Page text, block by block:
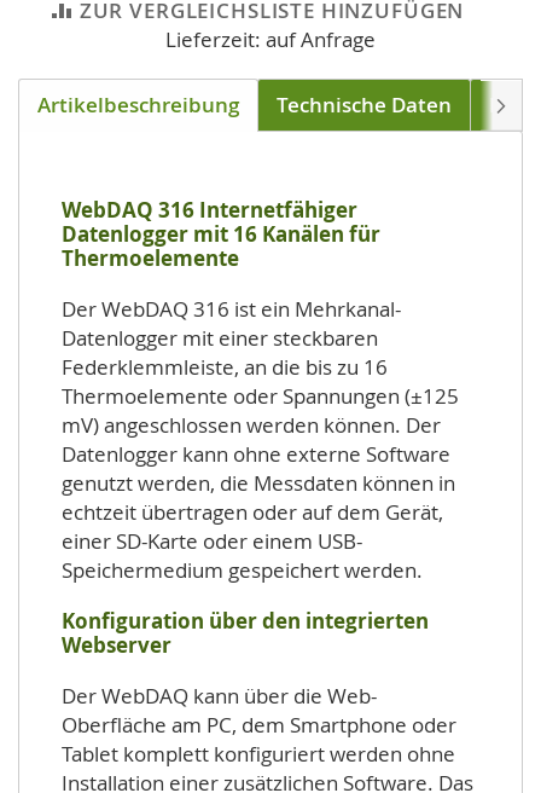
ZUR VERGLEICHSLISTE HINZUFÜGEN
Lieferzeit: auf Anfrage
Artikelbeschreibung Technische Daten
WebDAQ 316 Internetfähiger
Datenlogger mit 16 Kanälen für
Thermoelemente
Der WebDAQ 316 ist ein Mehrkanal-
Datenlogger mit einer steckbaren
Federklemmleiste, an die bis zu 16
Thermoelemente oder Spannungen (±125
mV) angeschlossen werden können. Der
Datenlogger kann ohne externe Software
genutzt werden, die Messdaten können in
echtzeit übertragen oder auf dem Gerät,
einer SD-Karte oder einem USB-
Speichermedium gespeichert werden.
Konfiguration über den integrierten
Webserver
Der WebDAQ kann über die Web-
Oberfläche am PC, dem Smartphone oder
Tablet komplett konfiguriert werden ohne
Installation einer zusätzlichen Software. Das